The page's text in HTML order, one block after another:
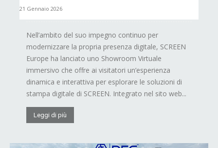
21 Gennaio 2026
Nell’ambito del suo impegno continuo per
modernizzare la propria presenza digitale, SCREEN
Europe ha lanciato uno Showroom Virtuale
immersivo che offre ai visitatori un’esperienza
dinamica e interattiva per esplorare le soluzioni di
stampa digitale di SCREEN. Integrato nel sito web...
Leggi di più